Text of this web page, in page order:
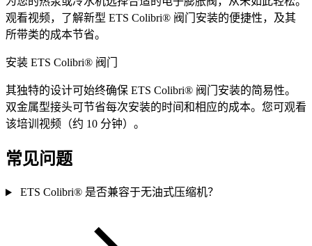
观看视频，了解新型 ETS Colibri® 阀门安装的便捷性，及其
所带类的成本节省。
安装 ETS Colibri® 阀门
其独特的设计可始终确保 ETS Colibri® 阀门安装的简易性。
双金属型接头可节省每次安装的时间和相应的成本。您可观看
该培训视频（约 10 分钟）。
常见问题
ETS Colibri® 是否兼容于无油式压缩机？